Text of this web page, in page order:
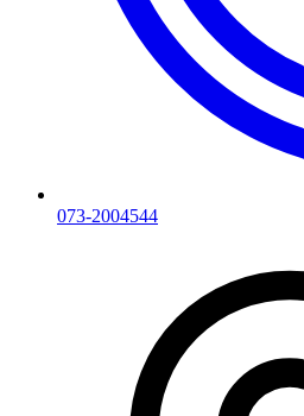
073-2004544